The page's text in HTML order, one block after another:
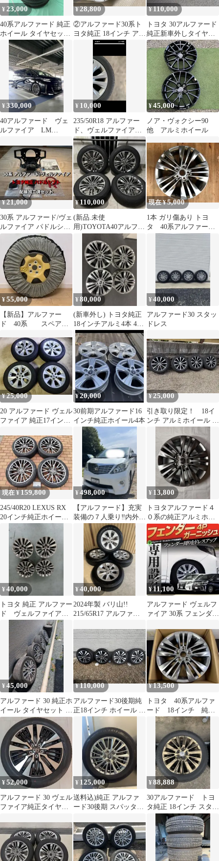
¥ 23,000
40系アルファード 純正
ホイール タイヤセット
225/60R18
¥28,800
②アルファード30系ト
ヨタ純正 18インチ アル
ミホイール 2本セット
¥110,000
トヨタ 30アルファード
純正新車外しタイヤホ
イール4本セット直接引
き取り大歓迎
¥330,000
40アルファード ヴェ
ルファイア LM
¥ 10,000
235/50R18 アルファー
ド、ヴェルファイア純
正アルミタイヤセット
1本
¥45,000
ノア・ヴォクシー90
他 アルミホイール
¥21,000
30系 アルファード/ヴェ
ルファイア パドルシフ
ト 配線加工済セット ト
ヨタ純正
¥110,000
(新品.未使
用)TOYOTA40アルファ
ード18incタイヤホイー
ル 4本セット
現在 ¥5,000
1本 ガリ傷あり トヨ
タ 40系アルファー
ド 18インチ 純正ア
ルミホイール
¥55,000
【新品】アルファー
ド 40系 スペアタ
¥80,000
(新車外し) トヨタ純正
18インチアルミ4本 40
系 アルファード Zグレ
ード
¥40,000
アルファード30 スタッ
ドレス
¥25,000
20 アルファード ヴェル
ファイア 純正17インチ
レス
¥20,000
30前期アルファード16
インチ純正ホイール4本
¥25,000
引き取り限定！ 18イ
ンチ アルミホイール 4
ァード使用）
現在 ¥159,800
245/40R20 LEXUS RX
20インチ純正ホイール4
¥498,000
【アルファード】充実
装備の７人乗り‼︎内外装
綺麗です‼︎
¥ 13,800
トヨタアルファード４
０系の純正アルミホイ
ール１本
¥40,000
トヨタ 純正 アルファー
ド ヴェルファイア
18インチ アルミ4本セ
¥40,000
2024年製 バリ山!!
215/65R17 アルファー
¥11,100
アルファード ヴェルフ
ァイア 30系 フェンダー
¥45,000
アルファード 30 純正ホ
イール タイヤセット ヴ
ェルファイア トヨタ レ
クサス
¥110,000
アルファード30後期純
正18インチ ホイール 4
本セット
¥13,500
トヨタ 40系アルファ
ード 18インチ 純正
アルミホイール ガリ
傷あり
¥52,000
アルファード 30 ヴェル
ファイア純正タイヤホ
外し】美品！
¥ 125,000
送料込)純正 アルファ
ード30後期 スパッタリ
付き）
¥88,888
30アルファード トヨ
タ純正 18インチ スタッ
ドレス タイヤホイール
セット